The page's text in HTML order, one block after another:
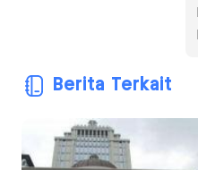
Berita Terkait